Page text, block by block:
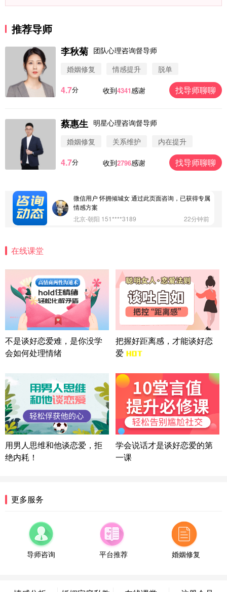
推荐导师
李秋菊 团队心理咨询督导师
婚姻修复
情感提升 脱单
4.7分 收到4341感谢 找导师聊聊
蔡惠生 明星心理咨询督导师
婚姻修复
关系维护 内在提升
4.7分 收到2796感谢 找导师聊聊
案
32分钟前
微信用户 Vnno 通过此页面咨询，已获得专属情感方
微信用户 大太阳 通过此页面咨询，已获得专属情感
方案
微信用户 安康 通过此页面咨询，已获得专属情感方
微信用户 怀拥倾城女 通过此页面咨询，已获得专属
情感方案
北京-朝阳 151****3189
22分钟前
方案
广东-广州 188****5632
12分钟前
微信用户 司马锘 通过此页面咨询，已获得专属情感
方案
湖北-武汉 135****7410
41分钟前
微信用户 困困魚? 通过此页面咨询，已获得专属情感
方案
陕西-西安 139****6283
浙江-宁波 150****8921
28分钟前
微信用户 逆光下的微笑 通过此页面咨询，已获得专
属情感方案
湖南-长沙 187****3359
18分钟前
微信用户 超 通过此页面咨询，已获得专属情感方案
福建-厦门 159****4462
辽宁-大连 176****2843
39分钟前
微信用户 H-孙志远-上海 通过此页面咨询，已获得专
属情感方案
在线课堂
不是谈好恋爱难，是你没学
会如何处理情绪
把握好距离感，才能谈好恋
爱
用男人思维和他谈恋爱，拒
绝内耗！
学会说话才是谈好恋爱的第
一课
更多服务
导师咨询 平台推荐 婚姻修复